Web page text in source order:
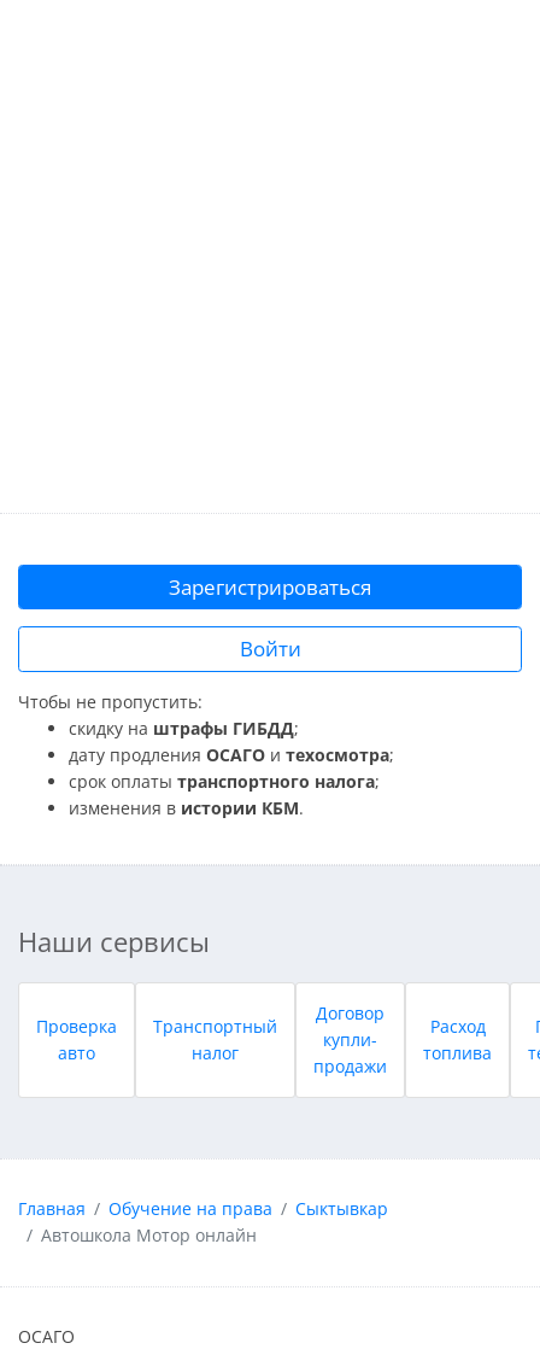
Зарегистрироваться
Войти
Чтобы не пропустить:
скидку на штрафы ГИБДД;
дату продления ОСАГО и техосмотра;
срок оплаты транспортного налога;
изменения в истории КБМ.
Наши сервисы
Проверка
авто
Транспортный
налог
Договор
купли-
продажи
Расход
топлива
Главная Обучение на права
Сыктывкар
Автошкола Мотор онлайн
ОСАГО